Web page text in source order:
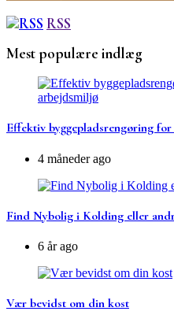
RSS
Mest populære indlæg
Effektiv byggepladsrengøring
4 måneder ago
Find Nybolig i Kolding eller
6 år ago
Vær bevidst om din kost